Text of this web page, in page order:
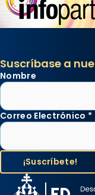
Suscríbase a
Nombre
Correo Electrónico *